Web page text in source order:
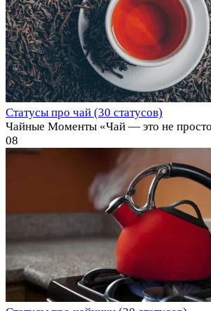
Статусы про чай (30 статусов)
Чайные Моменты «Чай — это не просто
08